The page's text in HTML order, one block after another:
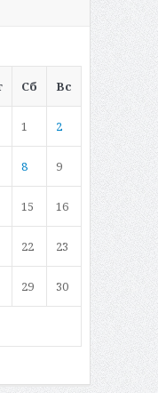
Сб Вс
1 2
8 9
15 16
22 23
29 30